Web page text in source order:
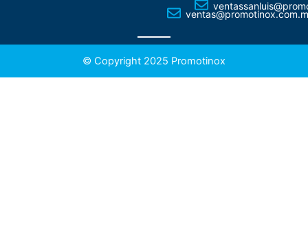
© Copyright 2025 Promotinox